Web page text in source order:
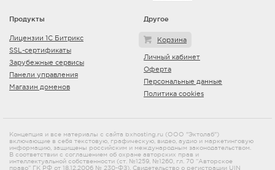
Продукты
Лицензии 1С Битрикс
SSL-сертификаты
Зарубежные сервисы
Панели управления
Магазин доменов
Другое
Корзина
Личный кабинет
Оферта
Персональные данные
Политика cookies
Концепция и все материалы с сайта bxhosting.ru (ООО "Эктолаб")
включающие в себя текстовую, графическую, видео, аудио и маркетинговую
информацию, защищены российским и международным законодательством.
В соответствии с соглашением об охране авторских прав и
интеллектуальной собственности (ст. №1259, №1260, гл. 70 “Авторское
право” ГК РФ от 18.12.2006 № 230-ФЗ). Свидетельство о регистрации UIN